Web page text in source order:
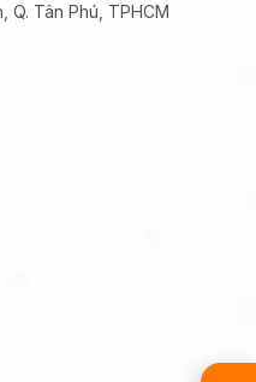
Q. Tân Phú, TPHCM